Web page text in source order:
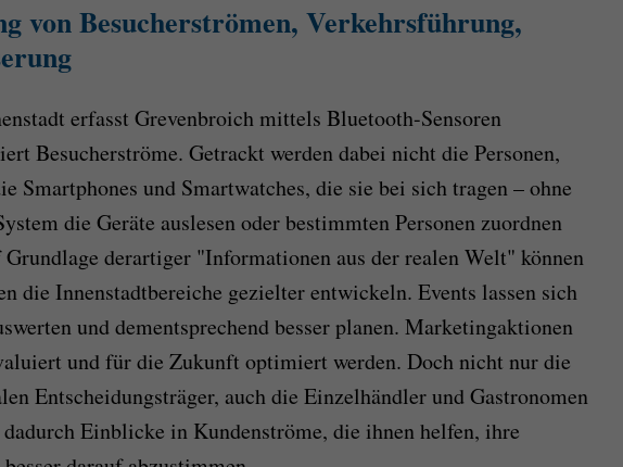
von Besucherströmen, Verkehrsführung,
erfasst Grevenbroich mittels Bluetooth-Sensoren
Besucherströme. Getrackt werden dabei nicht die Personen,
Smartphones und Smartwatches, die sie bei sich tragen – ohne
die Geräte auslesen oder bestimmten Personen zuordnen
derartiger "Informationen aus der realen Welt" können
die Innenstadt­bereiche gezielter entwickeln. Events lassen sich
und dementsprechend besser planen. Marketingaktionen
und für die Zukunft optimiert werden. Doch nicht nur die
Entscheidungsträger, auch die Einzelhändler und Gastronomen
dadurch Einblicke in Kundenströme, die ihnen helfen, ihre